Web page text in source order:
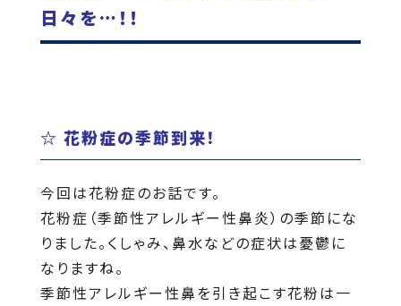
日々を…！！
☆ 花粉症の季節到来！
今回は花粉症のお話です。
花粉症（季節性アレルギー性鼻炎）の季節にな
りました。くしゃみ、鼻水などの症状は憂鬱に
なりますね。
季節性アレルギー性鼻を引き起こす花粉は一